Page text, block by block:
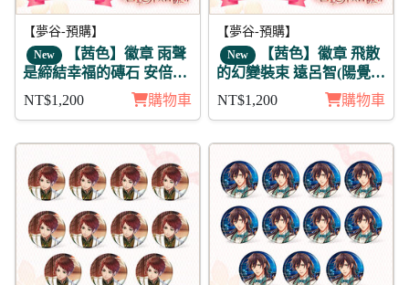
【夢谷-預購】
New 【茜色】徽章 雨聲
是締結幸福的磚石 安倍晴
明 11入
NT$1,200 購物車
【夢谷-預購】
New 【茜色】徽章 飛散
的幻變裝束 遠呂智(陽覺)
11入
NT$1,200 購物車